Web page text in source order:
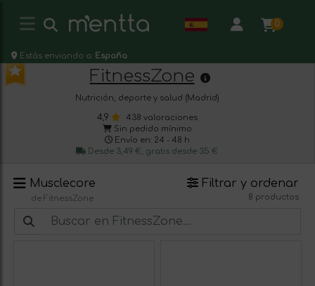
0
Estás enviando a: España
FitnessZone
Nutrición, deporte y salud (Madrid)
4,9
438 valoraciones
Sin pedido mínimo
Envío en: 24 - 48 h
Desde 3,49 €, gratis desde 35 €
Musclecore
de FitnessZone
Filtrar y ordenar
8 productos